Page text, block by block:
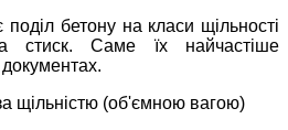
бетону на класи щільності
стиск. Саме їх найчастіше
щільністю (об'ємною вагою)